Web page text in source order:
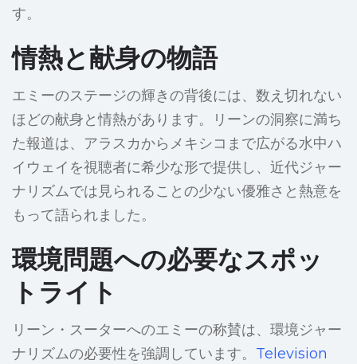
す。
情熱と献身の物語
エミーのステージの輝きの背後には、数え切れない
ほどの献身と情熱があります。リーンの洞察に満ち
た報道は、アラスカからメキシコまで広がる水中ハ
イウェイを視聴者に希少な形で提供し、近代ジャー
ナリズムでは見られることの少ない優雅さと熱意を
もって語られました。
環境問題への必要なスポッ
トライト
リーン・スーターへのエミーの称賛は、環境ジャー
ナリズムの必要性を強調しています。 Television